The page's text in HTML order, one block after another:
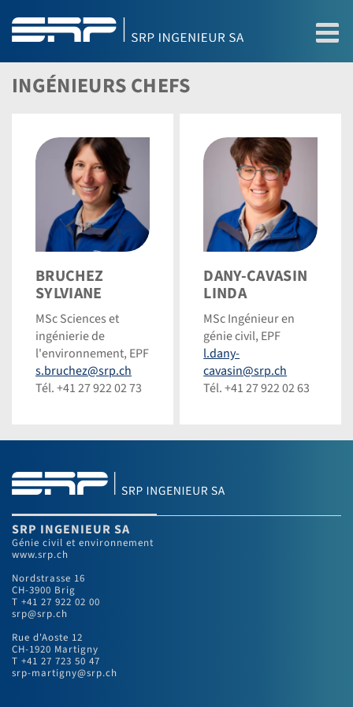
INGÉNIEURS CHEFS
portrait
|
srp
©
Dominic
Steinmann
BRUCHEZ
SYLVIANE
MSc Sciences et
ingénierie de
l'environnement, EPF
s.bruchez@srp.ch
Tél. +41 27 922 02 73
Dany-
Cavasin
Linda
©
Dominic
Steinmann
DANY-CAVASIN
LINDA
MSc Ingénieur en
génie civil, EPF
l.dany-
cavasin@srp.ch
Tél. +41 27 922 02 63
SRP INGENIEUR SA
Génie civil et environnement
www.srp.ch
Nordstrasse 16
CH-3900 Brig
T +41 27 922 02 00
srp@srp.ch
Rue d'Aoste 12
CH-1920 Martigny
T +41 27 723 50 47
srp-martigny@srp.ch